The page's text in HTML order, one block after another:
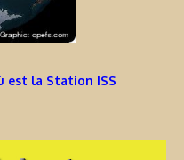
est la Station ISS